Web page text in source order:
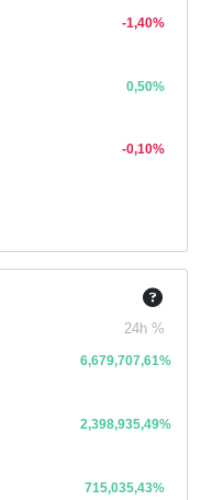
-1,40%
0,50%
-0,10%
24h %
6,679,707,61%
2,398,935,49%
715,035,43%